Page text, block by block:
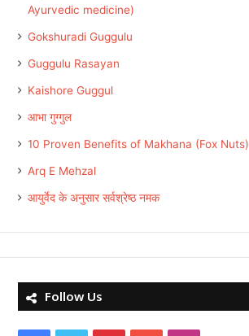
Ayurvedic medicine)
Gokshuradi Guggulu
Guggulu Rasayan
Kaishore Guggul
आभा गुग्गुल
10 Proven Benefits of Makhana (Fox Nuts)
Arq E Mehzal
आयुर्वेद के अनुसार सर्वश्रेष्ठ नमक
Follow Us